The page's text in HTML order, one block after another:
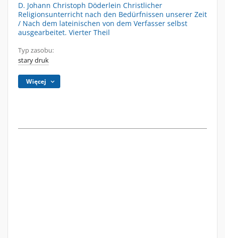
D. Johann Christoph Döderlein Christlicher
Religionsunterricht nach den Bedürfnissen unserer Zeit
/ Nach dem lateinischen von dem Verfasser selbst
ausgearbeitet. Vierter Theil
Typ zasobu:
stary druk
Więcej